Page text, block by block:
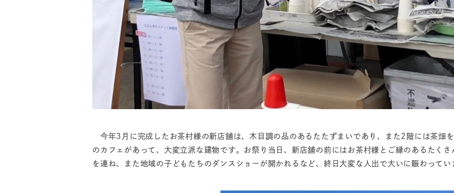
今年3月に完成したお茶村様の新店舗は、木目調の品のあるたたずまいであり、また2階には茶畑
のカフェがあって、大変立派な建物です。お祭り当日、新店舗の前にはお茶村様とご縁のあるたく
を連ね、また地域の子どもたちのダンスショーが開かれるなど、終日大変な人出で大いに賑わってい